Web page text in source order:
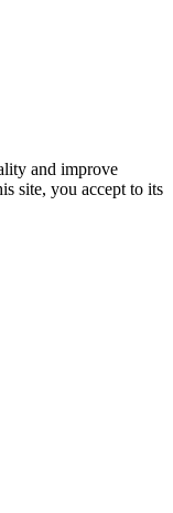
and improve
site, you accept to its